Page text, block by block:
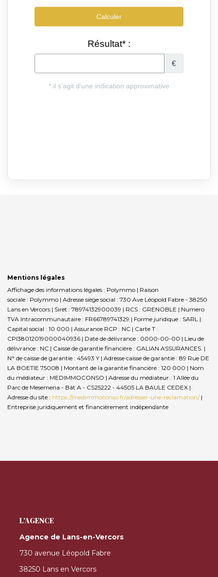
Mentions légales
Affichage des informations légales : Polymmo | Raison
sociale : Polymmo | Adresse siège social : 730 Ave Léopold Fabre - 38250
Lans en Vercors | Siret : 78974132900039 | RCS : GRENOBLE | Numero
TVA Intracommunautaire : FR66789741329 | Forme juridique : SARL |
Capital social : 10 000 | Assurance RCP : NC | Carte T :
CPI38012019000040936 | Date de délivrance : 0000-00-00 | Lieu de
délivrance : NC | Caisse de garantie financière : GALIAN ASSURANCES. |
N° de caisse de garantie : 45493 Y | Adresse caisse de garantie : 89 Rue DE
LA BOETIE 75008 | Montant de la garantie financière : 120 000 | Nom
du médiateur : MEDIMMOCONSO | Adresse du médiateur : 1 Allée du
Parc de Mesemena - Bât A - CS25222 - 44505 LA BAULE CEDEX |
Adresse du site : https://medimmoconso.fr/adresser-une-reclamation/|
Entreprise juridiquement et financièrement indépendante
L'AGENCE
Agence de Lans-en-Vercors
730 avenue Léopold Fabre
38250 Lans en Vercors